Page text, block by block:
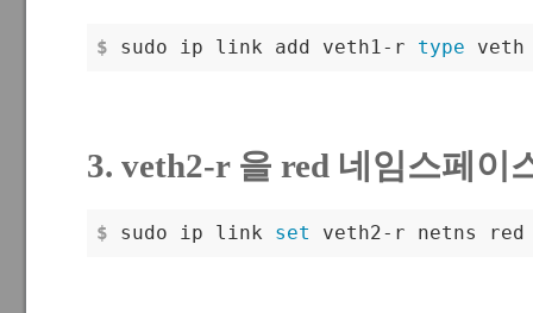
$ sudo ip link add veth1-r type veth
3. veth2-r 을 red 네임스페이
$ sudo ip link set veth2-r netns red